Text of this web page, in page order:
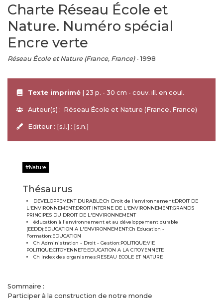
Charte Réseau École et
Nature. Numéro spécial
Encre verte
Réseau École et Nature (France, France)- 1998
Texte imprimé| 23 p. - 30 cm - couv. ill. en coul.
Auteur(s) : Réseau École et Nature (France, France)
Editeur : [s.l.] : [s.n.]
Nature
Thésaurus
DEVELOPPEMENT DURABLE:Ch Droit de l'environnement:DROIT DE
L'ENVIRONNEMENT:DROIT INTERNE DE L'ENVIRONNEMENT:GRANDS
PRINCIPES DU DROIT DE L'ENVIRONNEMENT
éducation à l'environnement et au développement durable
(EEDD):EDUCATION A L'ENVIRONNEMENT:Ch Education -
Formation:EDUCATION
Ch Administration - Droit - Gestion:POLITIQUE:VIE
POLITIQUE:CITOYENNETE:EDUCATION A LA CITOYENNETE
Ch Index des organismes:RESEAU ECOLE ET NATURE
Sommaire :
Participer à la construction de notre monde